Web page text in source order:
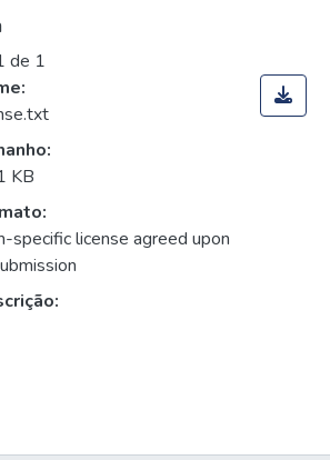
de 1
KB
specific license agreed upon